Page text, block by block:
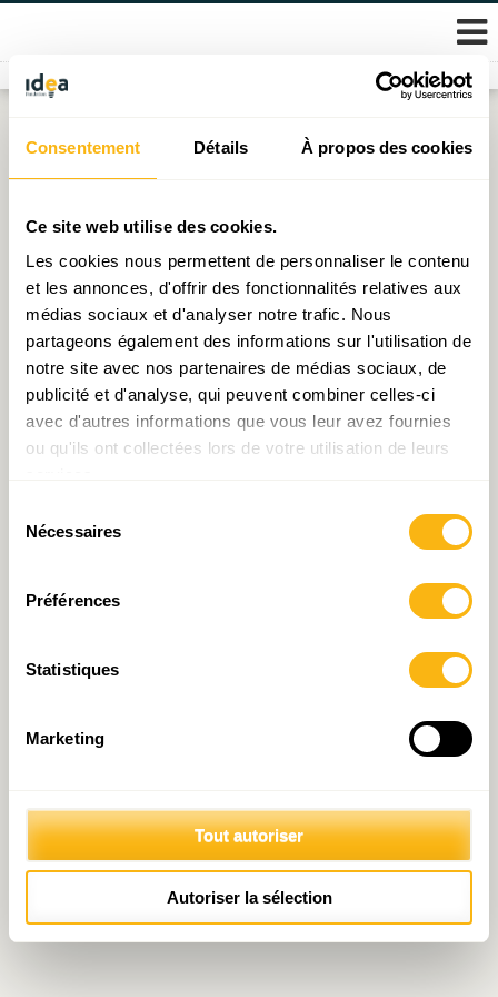
Consentement Détails À propos des cookies
Ce site web utilise des cookies.
Les cookies nous permettent de personnaliser le contenu
et les annonces, d'offrir des fonctionnalités relatives aux
médias sociaux et d'analyser notre trafic. Nous
partageons également des informations sur l'utilisation de
notre site avec nos partenaires de médias sociaux, de
publicité et d'analyse, qui peuvent combiner celles-ci
avec d'autres informations que vous leur avez fournies
ou qu'ils ont collectées lors de votre utilisation de leurs
Nécessaires
Préférences
Statistiques
Marketing
Tout autoriser
Autoriser la sélection
Skip
content
Étiquette : podcast
Podcast : « La politique du logement au Grand-Duché
de Luxembourg »
Publié le23.09.2022parIDEA
Podcast : « Le Luxembourg, si loin, si proche »
Publié le10.02.2022parIDEA
Politique de protection des données personnelles